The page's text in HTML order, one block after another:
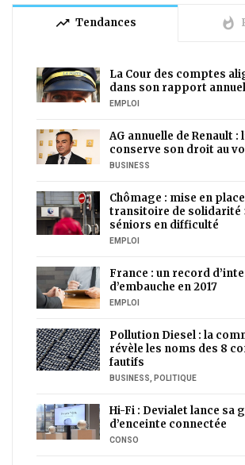
trending_up Tendances whatshot
La Cour des comptes
dans son rapport annuel
EMPLOI
AG annuelle de Renault :
conserve son droit au
BUSINESS
Chômage : mise en
transitoire de solidarité
séniors en difficulté
EMPLOI
France : un record
d’embauche en 2017
EMPLOI
Pollution Diesel : la
révèle les noms des 8
fautifs
BUSINESS POLITIQUE
Hi-Fi : Devialet lance sa
d’enceinte connectée
CONSO